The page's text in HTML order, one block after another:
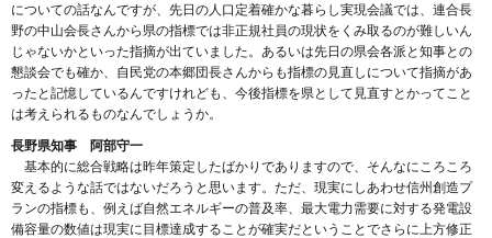
についての話なんですが、先日の人口定着確かな暮らし実現会議では、連合長
野の中山会長さんから県の指標では非正規社員の現状をくみ取るのが難しいん
じゃないかといった指摘が出ていました。あるいは先日の県会各派と知事との
懇談会でも確か、自民党の本郷団長さんからも指標の見直しについて指摘があ
ったと記憶しているんですけれども、今後指標を県として見直すとかってこと
は考えられるものなんでしょうか。
長野県知事 阿部守一
基本的に総合戦略は昨年策定したばかりでありますので、そんなにころころ
変えるような話ではないだろうと思います。ただ、現実にしあわせ信州創造プ
ランの指標も、例えば自然エネルギーの普及率、最大電力需要に対する発電設
備容量の数値は現実に目標達成することが確実だということでさらに上方修正